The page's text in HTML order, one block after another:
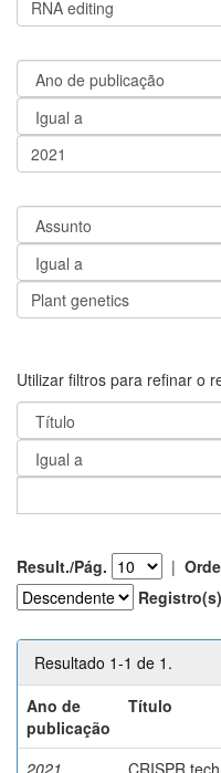
Utilizar filtros para refinar o
Result./Pág. |
Registro(s)
Resultado 1-1 de 1.
Ano de
publicação
Título
2021
CRISPR